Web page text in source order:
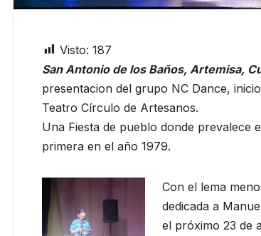
Visto: 187
San Antonio de los Baños, Artemisa,
presentacion del grupo NC Dance,
Teatro Círculo de Artesanos.
Una Fiesta de pueblo donde
primera en el año 1979.
Con el lema
dedicada a
el próximo 23 de